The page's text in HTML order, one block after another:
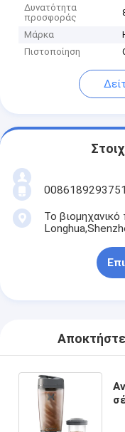
Δυνατότητα
προσφοράς
Μάρκα
Πιστοποίηση
Το
Αποκτήστε